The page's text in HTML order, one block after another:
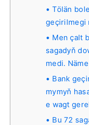
Tölän
geçirilmegi
Men çalt
sagadyň
medi.
Bank
mymyň
e wagt
Bu 72